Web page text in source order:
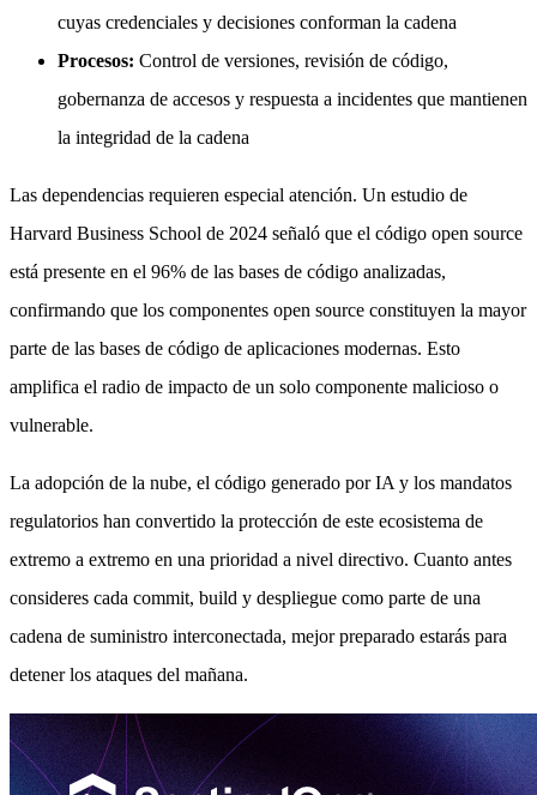
cuyas credenciales y decisiones conforman la cadena
Procesos: Control de versiones, revisión de código,
gobernanza de accesos y respuesta a incidentes que mantienen
la integridad de la cadena
Las dependencias requieren especial atención. Un estudio de
Harvard Business School de 2024 señaló que el código open source
está presente en el 96% de las bases de código analizadas,
confirmando que los componentes open source constituyen la mayor
parte de las bases de código de aplicaciones modernas. Esto
amplifica el radio de impacto de un solo componente malicioso o
vulnerable.
La adopción de la nube, el código generado por IA y los mandatos
regulatorios han convertido la protección de este ecosistema de
extremo a extremo en una prioridad a nivel directivo. Cuanto antes
consideres cada commit, build y despliegue como parte de una
cadena de suministro interconectada, mejor preparado estarás para
detener los ataques del mañana.